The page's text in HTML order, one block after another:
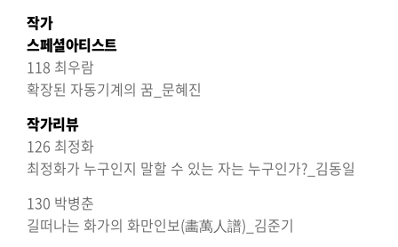
작가
스페셜아티스트
118 최우람
확장된 자동기계의 꿈_문혜진
작가리뷰
126 최정화
최정화가 누구인지 말할 수 있는 자는 누구인가?_김동일
130 박병춘
길떠나는 화가의 화만인보(畵萬人譜)_김준기